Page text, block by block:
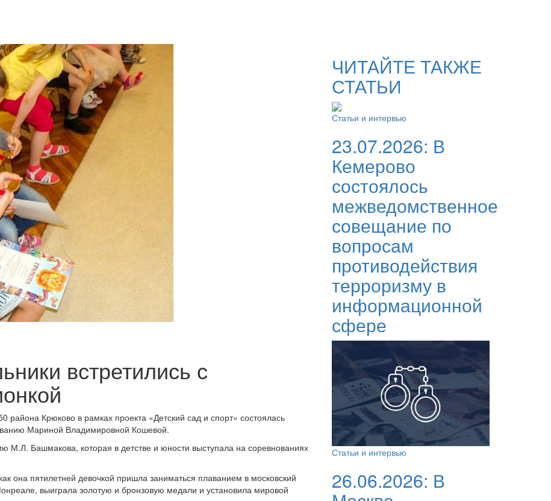
встретились с
Крюково в рамках проекта «Детский сад и спорт» состоялась
Мариной Владимировной Кошевой.
М.Л. Башмакова, которая в детстве и юности выступала на соревнованиях
она пятилетней девочкой пришла заниматься плаванием в московский
выиграла золотую и бронзовую медали и установила мировой
ЧИТАЙТЕ ТАКЖЕ
СТАТЬИ
Статьи и интервью
23.07.2026: В
Кемерово
состоялось
межведомственное
совещание по
вопросам
противодействия
терроризму в
информационной
сфере
Статьи и интервью
26.06.2026: В